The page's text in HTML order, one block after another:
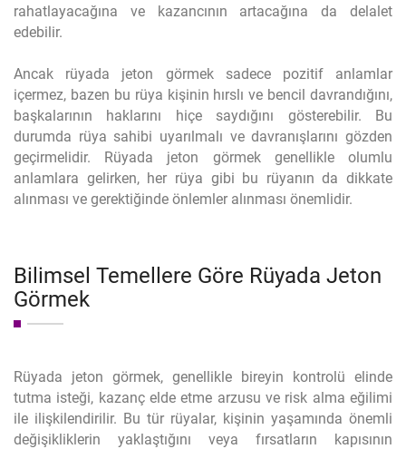
rahatlayacağına ve kazancının artacağına da delalet
edebilir.
Ancak rüyada jeton görmek sadece pozitif anlamlar
içermez, bazen bu rüya kişinin hırslı ve bencil davrandığını,
başkalarının haklarını hiçe saydığını gösterebilir. Bu
durumda rüya sahibi uyarılmalı ve davranışlarını gözden
geçirmelidir. Rüyada jeton görmek genellikle olumlu
anlamlara gelirken, her rüya gibi bu rüyanın da dikkate
alınması ve gerektiğinde önlemler alınması önemlidir.
Bilimsel Temellere Göre Rüyada Jeton
Görmek
Rüyada jeton görmek, genellikle bireyin kontrolü elinde
tutma isteği, kazanç elde etme arzusu ve risk alma eğilimi
ile ilişkilendirilir. Bu tür rüyalar, kişinin yaşamında önemli
değişikliklerin yaklaştığını veya fırsatların kapısının